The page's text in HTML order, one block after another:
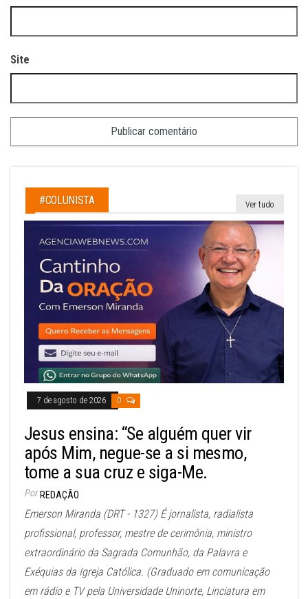
Site
#COLUNISTA Ver tudo
7 de agosto de 2026 0
Jesus ensina: “Se alguém quer vir
após Mim, negue-se a si mesmo,
tome a sua cruz e siga-Me.
Por REDAÇÃO
Emerson Miranda (DRT - 1327) É jornalista, radialista
profissional, professor, mestre de cerimônia, ministro
extraordinário da Sagrada Comunhão, da Palavra e
Exéquias da Igreja Católica. (Graduado em comunicação
em rádio e TV pela Universidade Uninorte, Linciatura em